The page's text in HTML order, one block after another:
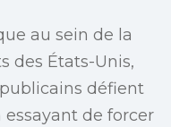
au sein de la
des États-Unis,
défient
de forcer